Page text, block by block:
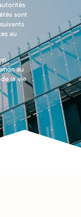
sont
au
au
la vie